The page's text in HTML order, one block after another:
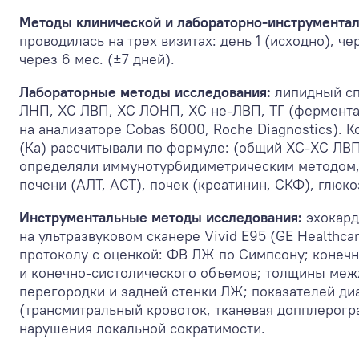
Методы клинической и лабораторно-
проводилась на трех визитах: день 1 (исходно),
через 6 мес. (±7 дней).
Лабораторные методы исследования: липидный
ЛНП, ХС ЛВП, ХС ЛОНП, ХС не-ЛВП, ТГ
на анализаторе Cobas 6000, Roche Diagnostics).
(Ка) рассчитывали по формуле: (общий ХС-ХС
определяли иммунотурбидиметрическим
печени (АЛТ, АСТ), почек (креатинин, СКФ),
Инструментальные методы исследования:
на ультразвуковом сканере Vivid E95 (GE
протоколу с оценкой: ФВ ЛЖ по Симпсону;
и конечно-систолического объемов; толщины
перегородки и задней стенки ЛЖ; показателей
(трансмитральный кровоток, тканевая
нарушения локальной сократимости.